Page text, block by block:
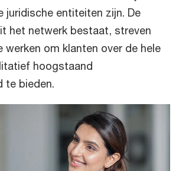
juridische entiteiten zijn. De
het netwerk bestaat, streven
werken om klanten over de hele
hoogstaand
te bieden.